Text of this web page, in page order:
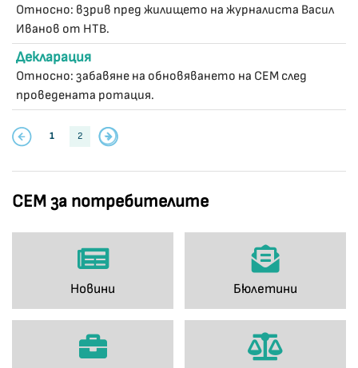
СЕМ за потребителите
Новини Бюлетини
Относно: взрив пред жилището на журналиста Васил
Иванов от НТВ.
Декларация
Относно: забавяне на обновяването на СЕМ след
проведената ротация.
1 2